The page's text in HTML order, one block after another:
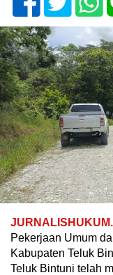
Pekerjaan Umum
Kabupaten Teluk
Teluk Bintuni telah